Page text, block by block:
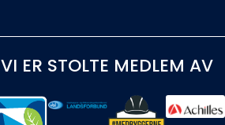
VI ER STOLTE MEDLEM AV